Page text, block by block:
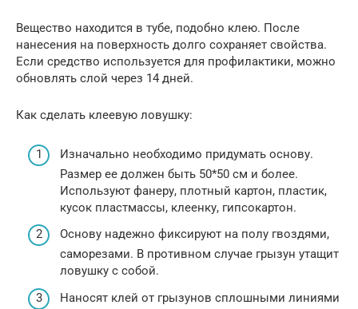
Вещество находится в тубе, подобно клею. После
нанесения на поверхность долго сохраняет свойства.
Если средство используется для профилактики, можно
обновлять слой через 14 дней.
Как сделать клеевую ловушку:
Изначально необходимо придумать основу.
Размер ее должен быть 50*50 см и более.
Используют фанеру, плотный картон, пластик,
кусок пластмассы, клеенку, гипсокартон.
Основу надежно фиксируют на полу гвоздями,
саморезами. В противном случае грызун утащит
ловушку с собой.
Наносят клей от грызунов сплошными линиями